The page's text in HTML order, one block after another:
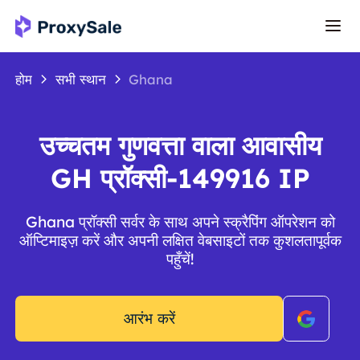
होम सभी स्थान Ghana
उच्चतम गुणवत्ता वाला आवासीय
GH प्रॉक्सी-149916 IP
Ghana प्रॉक्सी सर्वर के साथ अपने स्क्रैपिंग ऑपरेशन को
ऑप्टिमाइज़ करें और अपनी लक्षित वेबसाइटों तक कुशलतापूर्वक
पहुँचें!
आरंभ करें